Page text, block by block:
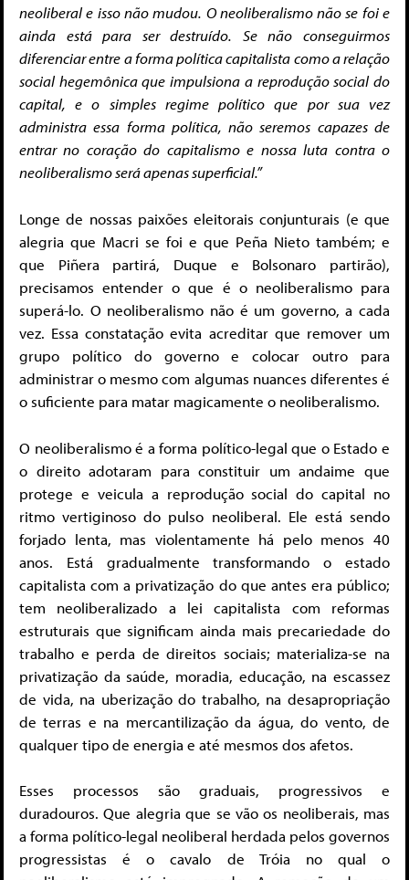
neoliberal e isso não mudou. O neoliberalismo não se foi e
ainda está para ser destruído. Se não conseguirmos
diferenciar entre a forma política capitalista como a relação
social hegemônica que impulsiona a reprodução social do
capital, e o simples regime político que por sua vez
administra essa forma política, não seremos capazes de
entrar no coração do capitalismo e nossa luta contra o
neoliberalismo será apenas superficial.”
Longe de nossas paixões eleitorais conjunturais (e que
alegria que Macri se foi e que Peña Nieto também; e
que Piñera partirá, Duque e Bolsonaro partirão),
precisamos entender o que é o neoliberalismo para
superá-lo. O neoliberalismo não é um governo, a cada
vez. Essa constatação evita acreditar que remover um
grupo político do governo e colocar outro para
administrar o mesmo com algumas nuances diferentes é
o suficiente para matar magicamente o neoliberalismo.
O neoliberalismo é a forma político-legal que o Estado e
o direito adotaram para constituir um andaime que
protege e veicula a reprodução social do capital no
ritmo vertiginoso do pulso neoliberal. Ele está sendo
forjado lenta, mas violentamente há pelo menos 40
anos. Está gradualmente transformando o estado
capitalista com a privatização do que antes era público;
tem neoliberalizado a lei capitalista com reformas
estruturais que significam ainda mais precariedade do
trabalho e perda de direitos sociais; materializa-se na
privatização da saúde, moradia, educação, na escassez
de vida, na uberização do trabalho, na desapropriação
de terras e na mercantilização da água, do vento, de
qualquer tipo de energia e até mesmos dos afetos.
Esses processos são graduais, progressivos e
duradouros. Que alegria que se vão os neoliberais, mas
a forma político-legal neoliberal herdada pelos governos
progressistas é o cavalo de Tróia no qual o